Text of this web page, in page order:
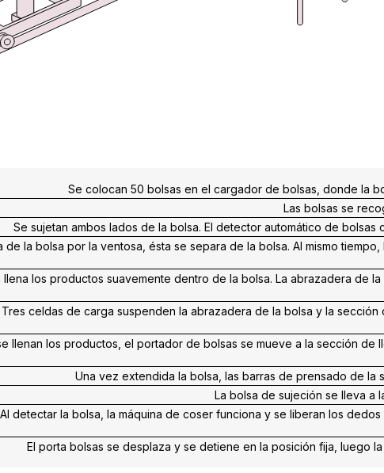
Se colocan 50 bolsas en el cargador de bolsas, donde la
Las bolsas se
Se sujetan ambos lados de la bolsa. El detector automático de
de la bolsa por la ventosa, ésta se separa de la bolsa. Al mismo
los productos suavemente dentro de la bolsa. La abrazadera de
Tres celdas de carga suspenden la abrazadera de la bolsa y la
llenan los productos, el portador de bolsas se mueve a la sección
Una vez extendida la bolsa, las barras de prensado de
La bolsa de sujeción se lleva a
Al detectar la bolsa, la máquina de coser funciona y se liberan los
El porta bolsas se desplaza y se detiene en la posición fija, luego